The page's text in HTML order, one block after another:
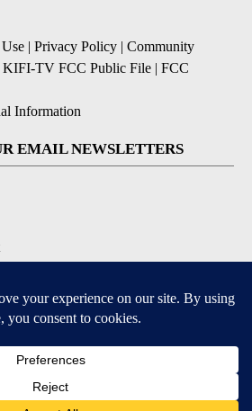
| Privacy Policy | Community
KIFI-TV FCC Public File | FCC
Information
EMAIL NEWSLETTERS
for iOS and Android